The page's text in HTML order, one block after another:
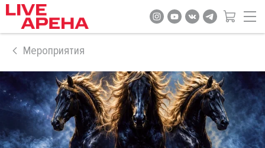
Мероприятия